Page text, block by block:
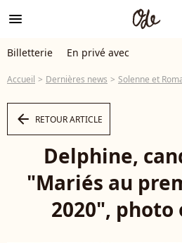
menu
Billetterie En privé avec
Accueil Dernières news Solenne et Romain
arrow_left RETOUR ARTICLE
Delphine,
"Mariés au
2020",